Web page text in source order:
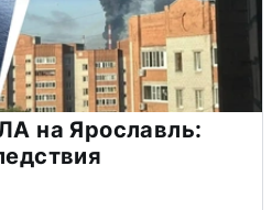
на Ярославль: